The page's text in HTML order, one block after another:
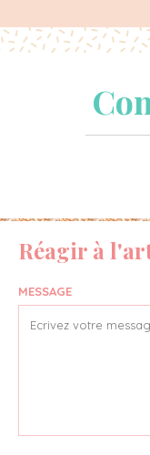
Réagir à
MESSAGE